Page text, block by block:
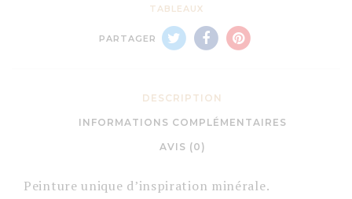
TABLEAUX
PARTAGER
DESCRIPTION
INFORMATIONS COMPLÉMENTAIRES
AVIS (0)
Peinture unique d’inspiration minérale.